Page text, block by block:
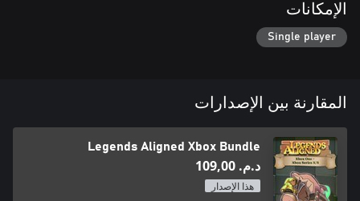
الإمكانات
Single player
المقارنة بين الإصدارات
Legends Aligned Xbox Bundle
د.م.‏ 109,00
هذا الإصدار